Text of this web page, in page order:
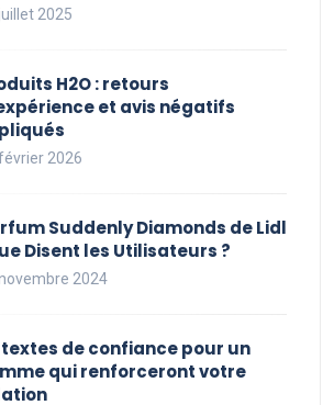
2025
H2O : retours
et avis négatifs
2026
Suddenly Diamonds de Lidl
Disent les Utilisateurs ?
2024
textes de confiance pour un
qui renforceront votre